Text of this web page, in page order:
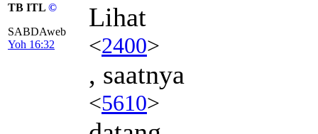
TB ITL ©
SABDAweb
Yoh 16:32
Lihat
<2400>
, saatnya
<5610>